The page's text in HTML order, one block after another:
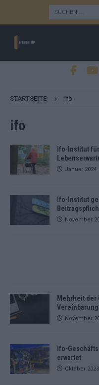
STARTSEITE ifo
ifo
Ifo-Institut
Januar 2024
Ifo-Institut
November
Mehrheit der
November
Ifo-
erwartet
Oktober 2023